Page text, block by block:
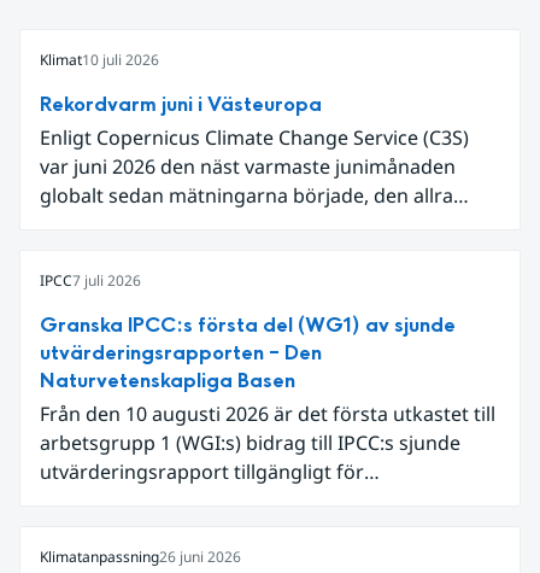
Klimat10 juli 2026
Rekordvarm juni i Västeuropa
Enligt Copernicus Climate Change Service (C3S)
var juni 2026 den näst varmaste junimånaden
globalt sedan mätningarna började, den allra
begränsar oss till Västeuropa var det den allra
varmaste juni. Detta betingades till stor del av en
extrem hetta i slutet av månaden. Världshavens
ytvattentemperaturer var den högsta som
uppmätts för en juni månad, vilket ligger i fas med
en framväxande El Niño i Stilla havet.
IPCC7 juli 2026
Granska IPCC:s första del (WG1) av sjunde
utvärderingsrapporten – Den
Naturvetenskapliga Basen
Från den 10 augusti 2026 är det första utkastet till
arbetsgrupp 1 (WGI:s) bidrag till IPCC:s sjunde
utvärderingsrapport tillgängligt för
Klimatanpassning26 juni 2026